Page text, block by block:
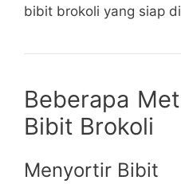
bibit brokoli yang siap
Beberapa
Bibit Brokoli
Menyortir Bibit